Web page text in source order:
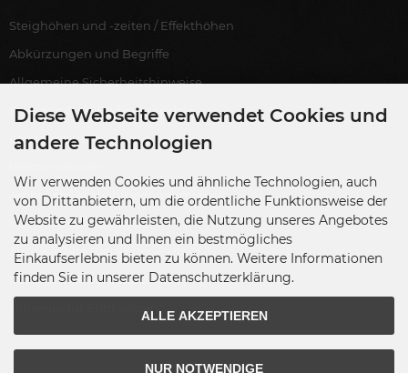
Steighöhen und -zeiten / Effekthöhen
Abkürzungen und Begriffe
Allgemeine Sicherheitshinweise
Bestellung als Endverbraucher
Lagerverkauf
Antrag auf Ausnahmegenehmigung
Übersicht Zulassungen
Ausgewählte Blackboxx-Partner
Übersicht Gewerbenachweise
Diese Webseite verwendet Cookies und
andere Technologien
Wir verwenden Cookies und ähnliche Technologien, auch
von Drittanbietern, um die ordentliche Funktionsweise der
Website zu gewährleisten, die Nutzung unseres Angebotes
zu analysieren und Ihnen ein bestmögliches
Einkaufserlebnis bieten zu können. Weitere Informationen
finden Sie in unserer Datenschutzerklärung.
ALLE AKZEPTIEREN
NUR NOTWENDIGE